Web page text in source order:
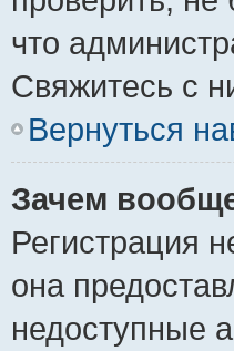
что
Свяжитесь с
Вернуться
Зачем
Регистрация
она
недоступные